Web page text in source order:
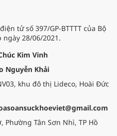
tử số 397/GP-BTTTT của Bộ
28/06/2021.
Kim Vinh
Nguyễn Khải
khu đô thị Lideco, Hoài Đức
Phường Tân Sơn Nhì, TP Hồ